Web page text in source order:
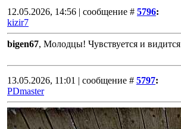
12.05.2026, 14:56 | сообщение # 5796:
kizir7
bigen67, Молодцы! Чувствуется и видится
13.05.2026, 11:01 | сообщение # 5797:
PDmaster